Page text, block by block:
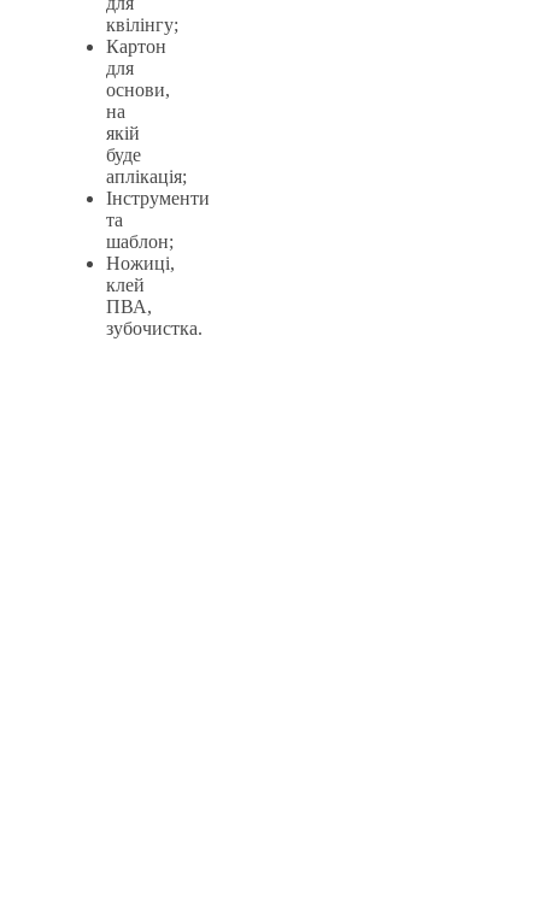
квілінгу;
Картон
для
основи,
на
якій
буде
аплікація;
Інструменти
та
шаблон;
Ножиці,
клей
ПВА,
зубочистка.